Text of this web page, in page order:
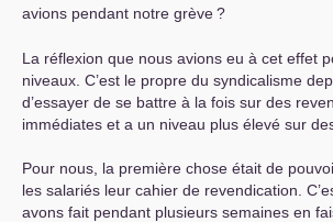
avions pendant notre grève?
La réflexion que nous avions eu à cet effet
niveaux. C’est le propre du syndicalisme
d’essayer de se battre à la fois sur des
immédiates et a un niveau plus élevé sur
Pour nous, la première chose était de
les salariés leur cahier de revendication.
avons fait pendant plusieurs semaines en